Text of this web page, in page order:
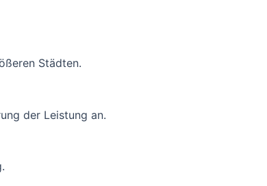
Städten.
der Leistung an.